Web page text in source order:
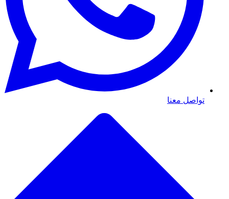
تواصل معنا